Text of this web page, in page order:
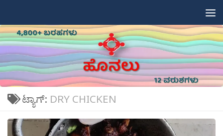
ಟ್ಯಾಗ್: DRY CHICKEN